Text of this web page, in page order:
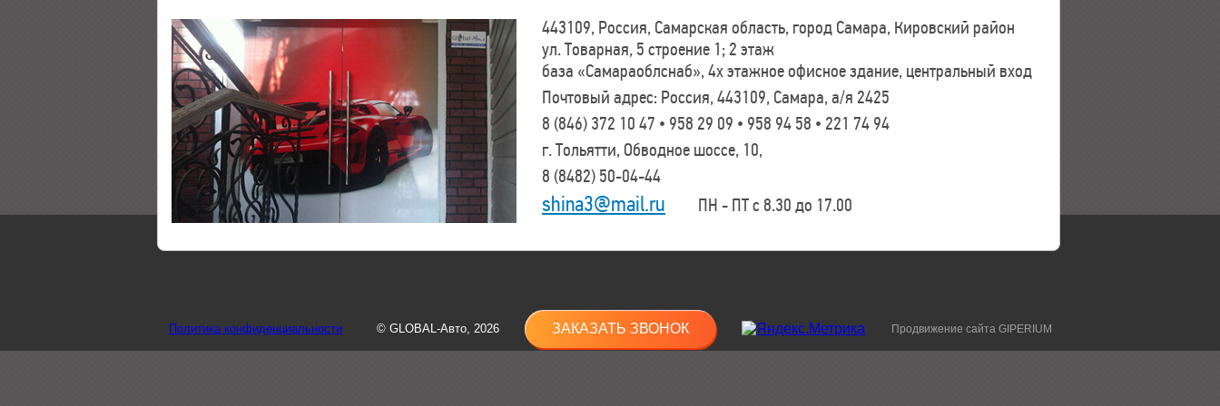
443109, Россия, Самарская область, город Самара, Кировский район
ул. Товарная, 5 строение 1; 2 этаж
база «Самараоблснаб», 4х этажное офисное здание, центральный вход
Почтовый адрес: Россия, 443109, Самара, а/я 2425
8 (846) 372 10 47 • 958 29 09 • 958 94 58 • 221 74 94
г. Тольятти, Обводное шоссе, 10,
8 (8482) 50-04-44
shina3@mail.ru ПН - ПТ с 8.30 до 17.00
Политика конфиденциальности © GLOBAL-Авто, 2026 ЗАКАЗАТЬ ЗВОНОК Продвижение сайта GIPERIUM